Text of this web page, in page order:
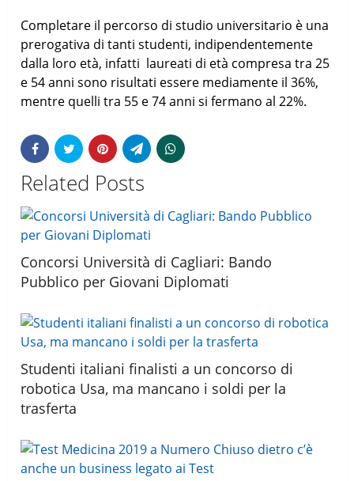
Completare il percorso di studio universitario è una
prerogativa di tanti studenti, indipendentemente
dalla loro età, infatti laureati di età compresa tra 25
e 54 anni sono risultati essere mediamente il 36%,
mentre quelli tra 55 e 74 anni si fermano al 22%.
Related Posts
Concorsi Università di Cagliari: Bando
Pubblico per Giovani Diplomati
Studenti italiani finalisti a un concorso di
robotica Usa, ma mancano i soldi per la
trasferta